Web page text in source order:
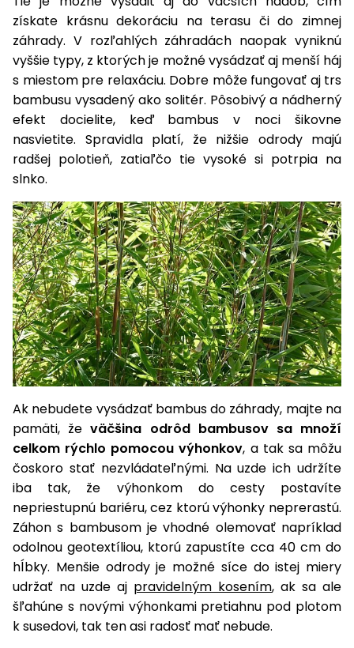
Snežné
frézy
Odhŕňače
a lopaty
na sneh
Postrekovače
a rosiče
získate krásnu dekoráciu na terasu či do zimnej
záhrady. V rozľahlých záhradách naopak vyniknú
vyššie typy, z ktorých je možné vysádzať aj menší háj
s miestom pre relaxáciu. Dobre môže fungovať aj trs
bambusu vysadený ako solitér. Pôsobivý a nádherný
efekt docielite, keď bambus v noci šikovne
nasvietite. Spravidla platí, že nižšie odrody majú
radšej polotieň, zatiaľčo tie vysoké si potrpia na
slnko.
Ak nebudete vysádzať bambus do záhrady, majte na
pamäti, ževäčšina odrôd bambusov sa množí
celkom rýchlo pomocou výhonkov, a tak sa môžu
čoskoro stať nezvládateľnými. Na uzde ich udržíte
iba tak, že výhonkom do cesty postavíte
nepriestupnú bariéru, cez ktorú výhonky neprerastú.
Záhon s bambusom je vhodné olemovať napríklad
odolnou geotextíliou, ktorú zapustíte cca 40 cm do
hĺbky. Menšie odrody je možné síce do istej miery
udržať na uzde aj pravidelným kosením, ak sa ale
šľahúne s novými výhonkami pretiahnu pod plotom
k susedovi, tak ten asi radosť mať nebude.